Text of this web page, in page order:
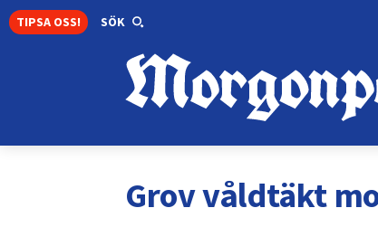
TIPSA OSS! SÖK
Grov våldtäkt